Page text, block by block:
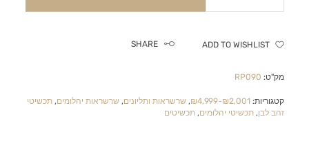
ADD TO WISHLIST
SHARE
מק"ט: RP090
קטגוריות: ₪2,001-₪4,999
, שרשראות ותליונים, שרשראות יהלומים,תכשיטי
זהב לבן,תכשיטי יהלומים,תכשיטים